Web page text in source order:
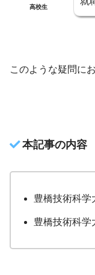
高校生
このような疑問に
本記事の内容
豊橋技術科学
豊橋技術科学